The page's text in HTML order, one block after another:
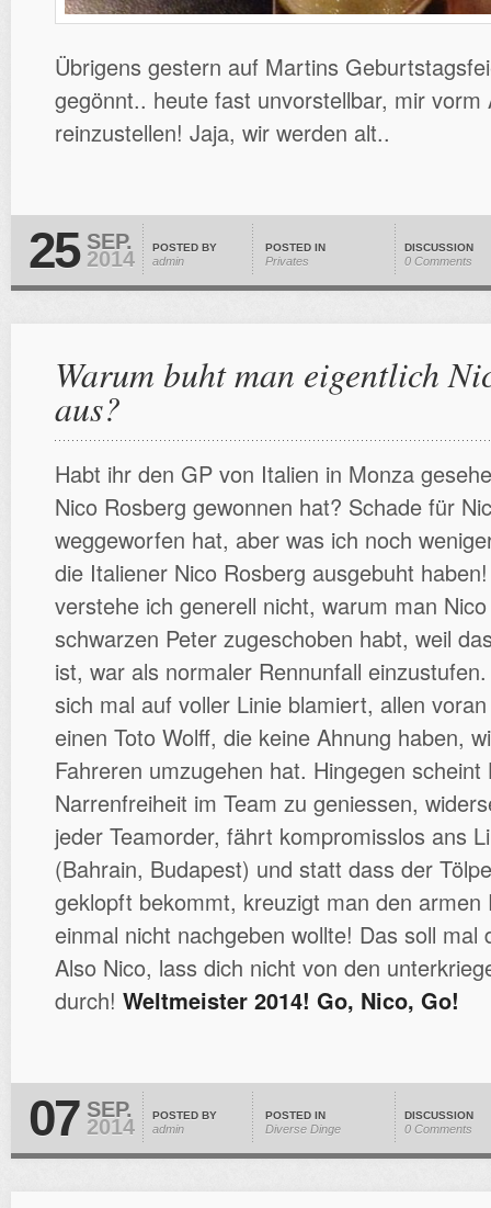
Übrigens gestern auf Martins
gegönnt.. heute fast unvorstellbar, mir vorm
reinzustellen! Jaja, wir werden alt..
25 SEP.
2014 POSTED BY
admin
POSTED IN
Privates
DISCUSSION
0 Comments
Warum buht man eigentlich
aus?
Habt ihr den GP von Italien in Monza
Nico Rosberg gewonnen hat? Schade für
weggeworfen hat, aber was ich noch
die Italiener Nico Rosberg ausgebuht
verstehe ich generell nicht, warum man
schwarzen Peter zugeschoben habt, weil
ist, war als normaler Rennunfall
sich mal auf voller Linie blamiert, allen
einen Toto Wolff, die keine Ahnung haben,
Fahreren umzugehen hat. Hingegen
Narrenfreiheit im Team zu geniessen,
jeder Teamorder, fährt kompromisslos ans
(Bahrain, Budapest) und statt dass der
geklopft bekommt, kreuzigt man den armen
einmal nicht nachgeben wollte! Das soll mal
Also Nico, lass dich nicht von den
durch! Weltmeister 2014! Go, Nico, Go!
07 SEP.
2014 POSTED BY
admin
POSTED IN
Diverse Dinge
DISCUSSION
0 Comments